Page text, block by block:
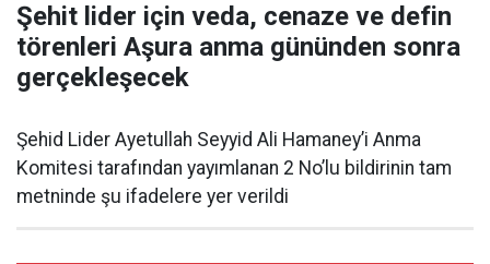
Şehit lider için veda, cenaze ve defin
törenleri Aşura anma gününden sonra
gerçekleşecek
Şehid Lider Ayetullah Seyyid Ali Hamaney’i Anma
Komitesi tarafından yayımlanan 2 No’lu bildirinin tam
metninde şu ifadelere yer verildi